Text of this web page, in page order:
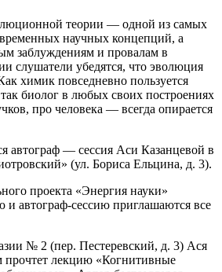
теории — одной из самых
научных концепций, а
заблуждениям и провалам в
слушатели убедятся, что эволюция
химик повседневно пользуется
биолог в любых своих построениях
про человека — всегда опирается
автограф — сессия Аси Казанцевой в
(ул. Бориса Ельцина, д. 3).
проекта «Энергия науки»
и автограф-сессию приглашаются все
№ 2 (пер. Пестеревский, д. 3) Ася
прочтет лекцию «Когнитивные